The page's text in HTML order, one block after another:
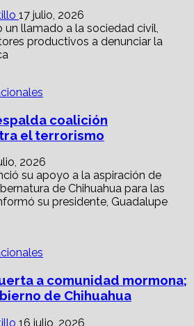
17 julio, 2026
coalición
el terrorismo
2026
a comunidad mormona;
de Chihuahua
16 julio, 2026